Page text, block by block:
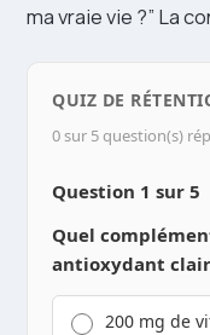
ma vraie vie ?” La
QUIZ DE
0 sur 5 question(s)
Question 1 sur 5
Quel
antioxydant
200 mg de